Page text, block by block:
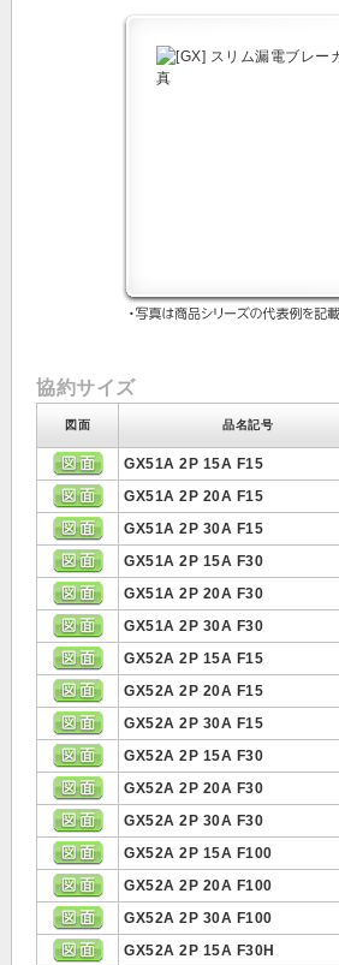
協約サイズ
図面 品名記号
GX51A 2P 15A F15
GX51A 2P 20A F15
GX51A 2P 30A F15
GX51A 2P 15A F30
GX51A 2P 20A F30
GX51A 2P 30A F30
GX52A 2P 15A F15
GX52A 2P 20A F15
GX52A 2P 30A F15
GX52A 2P 15A F30
GX52A 2P 20A F30
GX52A 2P 30A F30
GX52A 2P 15A F100
GX52A 2P 20A F100
GX52A 2P 30A F100
GX52A 2P 15A F30H